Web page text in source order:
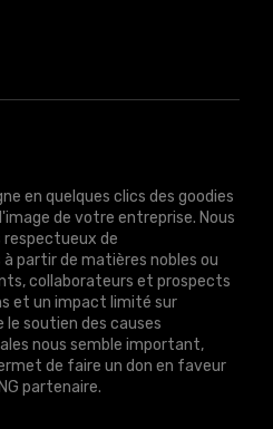
en quelques clics des goodies
de votre entreprise. Nous
de
partir de matières nobles ou
collaborateurs et prospects
et un impact limité sur
le soutien des causes
nous semble important,
de faire un don en faveur
partenaire.